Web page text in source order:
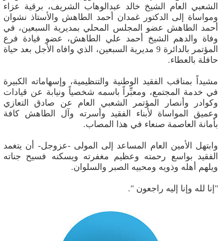
الشعبي العام الشيخ خالد عبدالوهاب الشريف، برقية عزاء
ومواساة إلى الدكتور غمدان أحمد الطاهش والأستاذ نشوان
أحمد الطاهش عضو المجلس المحلي بمديرية السبعين، في
وفاة والدهم الشيخ أحمد علي الطاهش، عضو قيادة فرع
المؤتمر بالدائرة 9 مديرية السبعين، الذي وافاه الأجل بعد حياة
حافلة بالعطاء.
مشيداً بمناقب الفقيد الوطنية والتنظيمية، وإسهاماته الكبيرة
في خدمة المجتمع، ومعبِّراً باسمه شخصياً ونيابة عن قيادات
وكوادر وأنصار المؤتمر الشعبي العام عن صادق التعازي
وعميق المواساة لأبناء الفقيد وأسرته وآل الطاهش كافة
بأمانة العاصمة صنعاء في هذا المصاب.
وابتهل الأمين العام المساعد إلى المولى -عزوجل- أن يتغمد
الفقيد بواسع رحمته وعظيم مغفرته ويسكنه فسيح جناته
ويلهم أهله وذويه ومحبيه الصبر والسلوان.
"إنا لله وإنا إليه راجعون ".